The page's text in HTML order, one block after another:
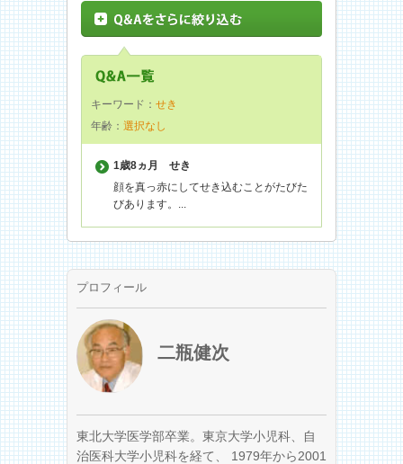
キーワード： せき
年齢： 選択なし
1歳8ヵ月
せき
顔を真っ赤にしてせき込むことがたびた
びあります。...
プロフィール
二瓶健次
東北大学医学部卒業。東京大学小児科、自
治医科大学小児科を経て、 1979年から2001